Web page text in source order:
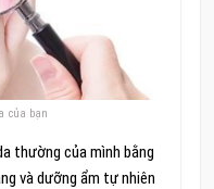
của bạn
thường của mình bằng
và dưỡng ẩm tự nhiên